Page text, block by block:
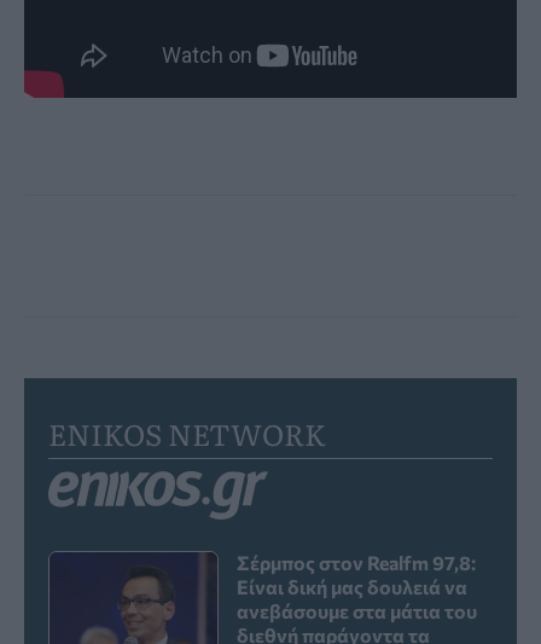
ENIKOS NETWORK
Σέρμπος στον Realfm 97,8:
Είναι δική μας δουλειά να
ανεβάσουμε στα μάτια του
διεθνή παράγοντα τα